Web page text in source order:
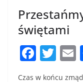
świętami
F
a
T
m
Czas w końcu